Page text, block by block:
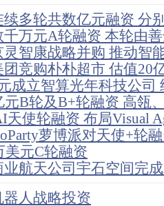
多轮共数亿元融资 分
本领投
万元A轮融资 本轮由
智康战略并购 推动智
竞购朴朴超市 估值20
成立智算光年科技公司
元B轮及B+轮融资 高瓴
天使轮融资 布局Visual
萝博派对天使+轮
美元C轮融资
航天公司宇石空间完
联合领投
器人战略投资